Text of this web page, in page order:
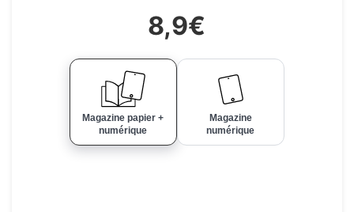
8,9€
Magazine papier +
numérique
Magazine
numérique